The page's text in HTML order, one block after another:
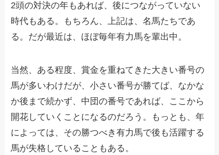
2頭の対決の年もあれば、後につながっていない
時代もある。もちろん、上記は、名馬たちであ
る。だが最近は、ほぼ毎年有力馬を輩出中。
当然、ある程度、賞金を重ねてきた大きい番号の
馬が多いわけだが、小さい番号が勝てば、なかな
か後まで続かず、中団の番号であれば、ここから
開花していくことになるのだろう。もっとも、年
によっては、その勝つべき有力馬で後も活躍する
馬が失格していることもある。